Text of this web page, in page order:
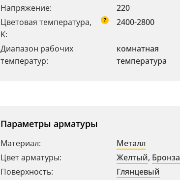
Напряжение:
220
Цветовая температура,
K:
? 2400-2800
Диапазон рабочих
температур:
комнатная
температура
Параметры арматуры
Материал:
Металл
Цвет арматуры:
Желтый, Бронза
Поверхность:
Глянцевый